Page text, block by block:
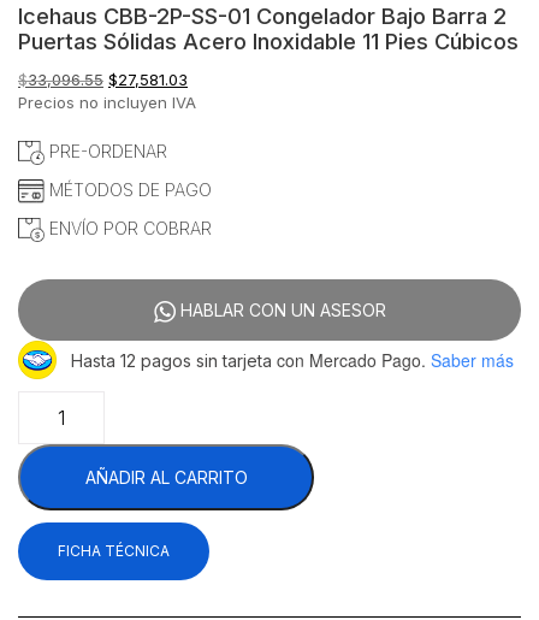
Icehaus CBB-2P-SS-01 Congelador Bajo Barra 2
Puertas Sólidas Acero Inoxidable 11 Pies Cúbicos
$33,096.55 El
precio
era:
$27,581.03
precio
Precios no incluyen IVA
PRE-ORDENAR
MÉTODOS DE PAGO
ENVÍO POR COBRAR
HABLAR CON UN ASESOR
Hasta 12 pagos sin tarjeta con Mercado Pago. Saber más
2P-
SS-
01
Congelador
Bajo
Barra
AÑADIR AL CARRITO
FICHA TÉCNICA